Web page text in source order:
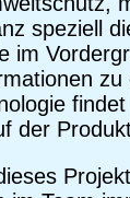
speziell
im
zu
der